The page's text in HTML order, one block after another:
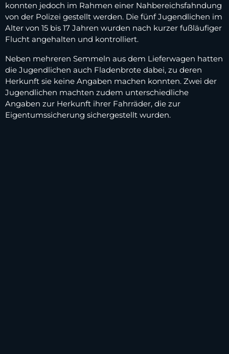
konnten jedoch im Rahmen einer Nahbereichsfahndung
von der Polizei gestellt werden. Die fünf Jugendlichen im
Alter von 15 bis 17 Jahren wurden nach kurzer fußläufiger
Flucht angehalten und kontrolliert.
Neben mehreren Semmeln aus dem Lieferwagen hatten
die Jugendlichen auch Fladenbrote dabei, zu deren
Herkunft sie keine Angaben machen konnten. Zwei der
Jugendlichen machten zudem unterschiedliche
Angaben zur Herkunft ihrer Fahrräder, die zur
Eigentumssicherung sichergestellt wurden.